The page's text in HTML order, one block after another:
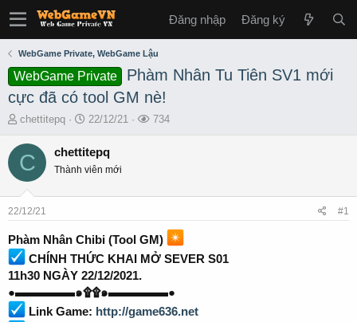
Đăng nhập Đăng ký
WebGame Private, WebGame Lậu
WebGame Private
Phàm Nhân Tu Tiên SV1 mới
cực đã có tool GM nè!
T
r
e
s
a
r
t
e
r
chettitepq
S
a
t
e
22/12/21
L
734
C chettitepq
Thành viên mới
22/12/21 #1
Phàm Nhân Chibi (Tool GM)
CHÍNH THỨC KHAI MỞ SEVER S01
11h30 NGÀY 22/12/2021.
●▬▬▬▬▬๑۩۩๑▬▬▬▬▬●
Link Game: http://game636.net